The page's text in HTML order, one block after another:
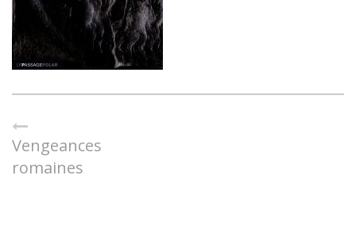
Vengeances
romaines